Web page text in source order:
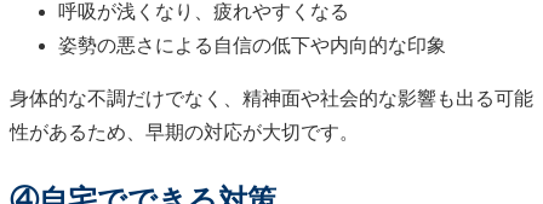
呼吸が浅くなり、疲れやすくなる
姿勢の悪さによる自信の低下や内向的な印象
身体的な不調だけでなく、精神面や社会的な影響も出る可能
性があるため、早期の対応が大切です。